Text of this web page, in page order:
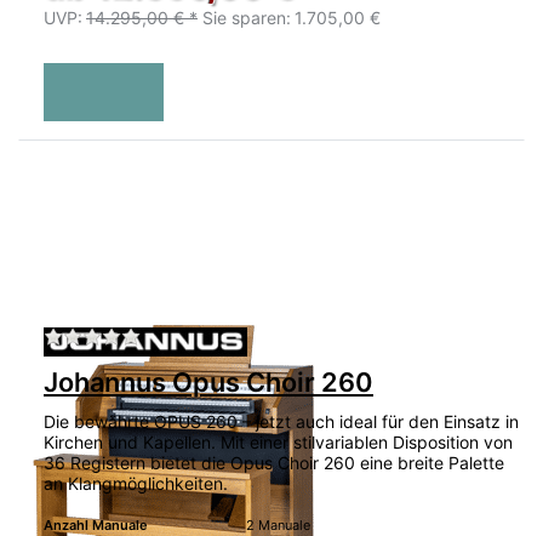
UVP: 14.295,00 € * Sie sparen: 1.705,00 €
Zu diesem Produkt liegen noch keine
Johannus Opus Choir 260
Die bewährte OPUS 260 – jetzt auch ideal für den Einsatz in
Kirchen und Kapellen. Mit einer stilvariablen Disposition von
36 Registern bietet die Opus Choir 260 eine breite Palette
an Klangmöglichkeiten.
Anzahl Manuale
2 Manuale